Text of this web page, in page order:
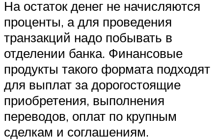
На остаток денег не начисляются
проценты, а для проведения
транзакций надо побывать в
отделении банка. Финансовые
продукты такого формата подходят
для выплат за дорогостоящие
приобретения, выполнения
переводов, оплат по крупным
сделкам и соглашениям.